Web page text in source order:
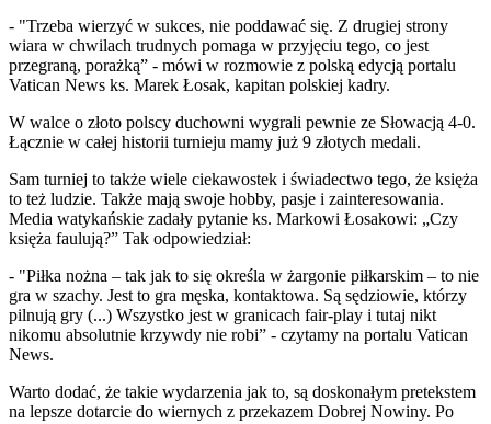
- "Trzeba wierzyć w sukces, nie poddawać się. Z drugiej strony
wiara w chwilach trudnych pomaga w przyjęciu tego, co jest
przegraną, porażką” - mówi w rozmowie z polską edycją portalu
Vatican News ks. Marek Łosak, kapitan polskiej kadry.
W walce o złoto polscy duchowni wygrali pewnie ze Słowacją 4-0.
Łącznie w całej historii turnieju mamy już 9 złotych medali.
Sam turniej to także wiele ciekawostek i świadectwo tego, że księża
to też ludzie. Także mają swoje hobby, pasje i zainteresowania.
Media watykańskie zadały pytanie ks. Markowi Łosakowi: „Czy
księża faulują?” Tak odpowiedział:
- "Piłka nożna – tak jak to się określa w żargonie piłkarskim – to nie
gra w szachy. Jest to gra męska, kontaktowa. Są sędziowie, którzy
pilnują gry (...) Wszystko jest w granicach fair-play i tutaj nikt
nikomu absolutnie krzywdy nie robi” - czytamy na portalu Vatican
News.
Warto dodać, że takie wydarzenia jak to, są doskonałym pretekstem
na lepsze dotarcie do wiernych z przekazem Dobrej Nowiny. Po